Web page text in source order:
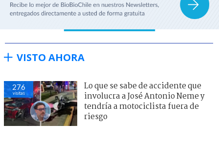
VISTO AHORA
276
visitas
Lo que se sabe de accidente que
involucra a José Antonio Neme y
tendría a motociclista fuera de
riesgo